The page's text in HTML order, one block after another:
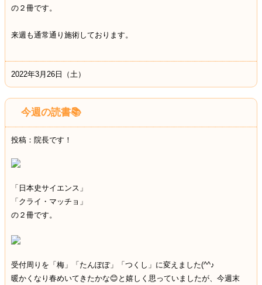
の２冊です。
来週も通常通り施術しております。
2022年3月26日（土）
今週の読書📚
投稿：院長です！
「日本史サイエンス」
「クライ・マッチョ」
の２冊です。
受付周りを「梅」「たんぽぽ」「つくし」に変えました(^^♪
暖かくなり春めいてきたかな😊と嬉しく思っていましたが、今週末